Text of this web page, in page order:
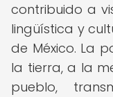
contribuido a
lingüística y
de México. La
la tierra, a la
pueblo,